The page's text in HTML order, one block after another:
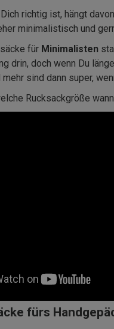
richtig ist, hängt
minimalistisch und
für Minimalisten
drin, doch wenn Du
mehr sind dann super,
Rucksackgröße
fürs